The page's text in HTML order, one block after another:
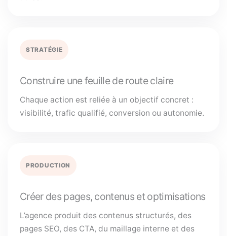
STRATÉGIE
Construire une feuille de route claire
Chaque action est reliée à un objectif concret :
visibilité, trafic qualifié, conversion ou autonomie.
PRODUCTION
Créer des pages, contenus et optimisations
L’agence produit des contenus structurés, des
pages SEO, des CTA, du maillage interne et des